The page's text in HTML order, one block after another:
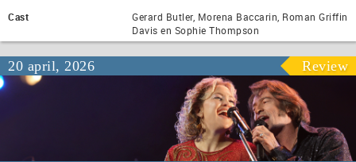
Cast
Gerard Butler, Morena Baccarin, Roman Griffin
Davis en Sophie Thompson
20 april, 2026 Review